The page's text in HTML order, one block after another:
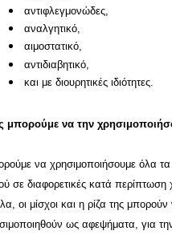
αντιφλεγμονώδες,
αναλγητικό,
αιμοστατικό,
αντιδιαβητικό,
και με διουρητικές ιδιότητες.
μπορούμε να την
να χρησιμοποιήσουμε όλα τα
σε διαφορετικές κατά περίπτωση
οι μίσχοι και η ρίζα της μπορούν
ως αφεψήματα, για